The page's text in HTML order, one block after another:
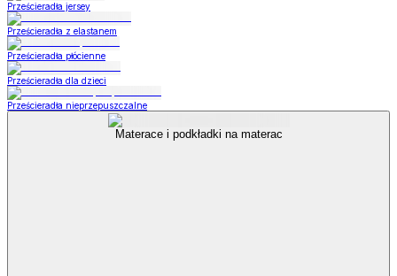
Prześcieradła jersey
Prześcieradła z elastanem
Prześcieradła płócienne
Prześcieradła dla dzieci
Prześcieradła nieprzepuszczalne
Materace i podkładki na materac